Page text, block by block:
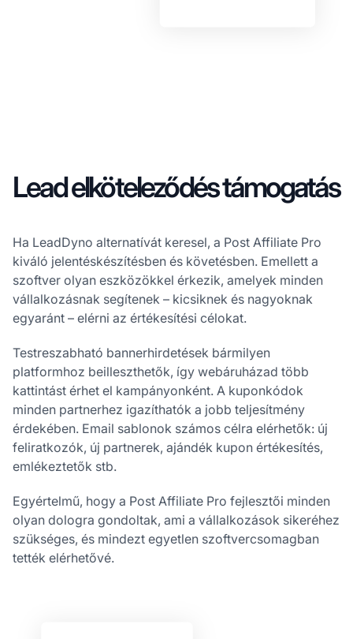
Lead elköteleződés támogatás
Ha LeadDyno alternatívát keresel, a Post Affiliate Pro
kiváló jelentéskészítésben és követésben. Emellett a
szoftver olyan eszközökkel érkezik, amelyek minden
vállalkozásnak segítenek – kicsiknek és nagyoknak
egyaránt – elérni az értékesítési célokat.
Testreszabható bannerhirdetések bármilyen
platformhoz beilleszthetők, így webáruházad több
kattintást érhet el kampányonként. A kuponkódok
minden partnerhez igazíthatók a jobb teljesítmény
érdekében. Email sablonok számos célra elérhetők: új
feliratkozók, új partnerek, ajándék kupon értékesítés,
emlékeztetők stb.
Egyértelmű, hogy a Post Affiliate Pro fejlesztői minden
olyan dologra gondoltak, ami a vállalkozások sikeréhez
szükséges, és mindezt egyetlen szoftvercsomagban
tették elérhetővé.